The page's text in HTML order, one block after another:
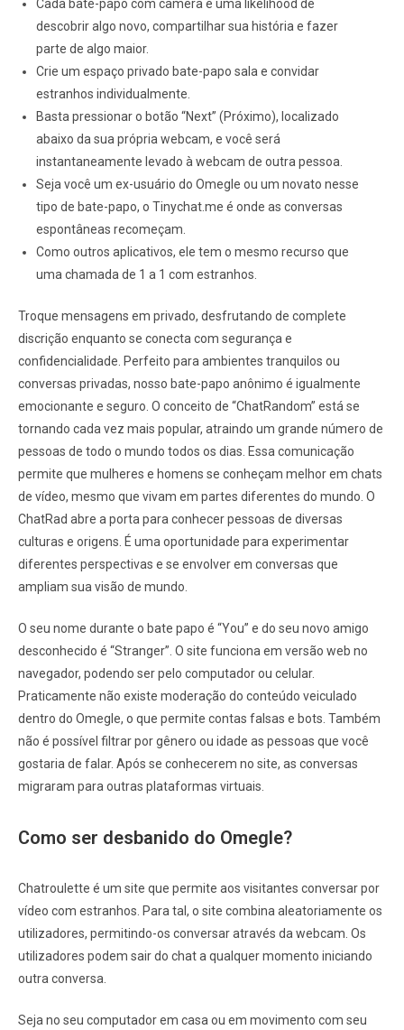
Cada bate-papo com câmera é uma likelihood de
descobrir algo novo, compartilhar sua história e fazer
parte de algo maior.
Crie um espaço privado bate-papo sala e convidar
estranhos individualmente.
Basta pressionar o botão “Next” (Próximo), localizado
abaixo da sua própria webcam, e você será
instantaneamente levado à webcam de outra pessoa.
Seja você um ex-usuário do Omegle ou um novato nesse
tipo de bate-papo, o Tinychat.me é onde as conversas
espontâneas recomeçam.
Como outros aplicativos, ele tem o mesmo recurso que
uma chamada de 1 a 1 com estranhos.
Troque mensagens em privado, desfrutando de complete
discrição enquanto se conecta com segurança e
confidencialidade. Perfeito para ambientes tranquilos ou
conversas privadas, nosso bate-papo anônimo é igualmente
emocionante e seguro. O conceito de “ChatRandom” está se
tornando cada vez mais popular, atraindo um grande número de
pessoas de todo o mundo todos os dias. Essa comunicação
permite que mulheres e homens se conheçam melhor em chats
de vídeo, mesmo que vivam em partes diferentes do mundo. O
ChatRad abre a porta para conhecer pessoas de diversas
culturas e origens. É uma oportunidade para experimentar
diferentes perspectivas e se envolver em conversas que
ampliam sua visão de mundo.
O seu nome durante o bate papo é “You” e do seu novo amigo
desconhecido é “Stranger”. O site funciona em versão web no
navegador, podendo ser pelo computador ou celular.
Praticamente não existe moderação do conteúdo veiculado
dentro do Omegle, o que permite contas falsas e bots. Também
não é possível filtrar por gênero ou idade as pessoas que você
gostaria de falar. Após se conhecerem no site, as conversas
migraram para outras plataformas virtuais.
Como ser desbanido do Omegle?
Chatroulette é um site que permite aos visitantes conversar por
vídeo com estranhos. Para tal, o site combina aleatoriamente os
utilizadores, permitindo-os conversar através da webcam. Os
utilizadores podem sair do chat a qualquer momento iniciando
outra conversa.
Seja no seu computador em casa ou em movimento com seu